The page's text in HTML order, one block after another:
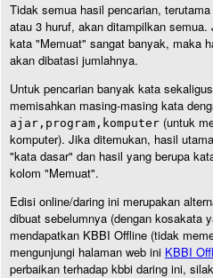
Tidak semua hasil pencarian,
atau 3 huruf, akan ditampilkan
kata "Memuat" sangat banyak, maka
akan dibatasi jumlahnya.
Untuk pencarian banyak kata
memisahkan masing-masing kata
ajar,program,komputer (untuk
komputer). Jika ditemukan, hasil
"kata dasar" dan hasil yang berupa
kolom "Memuat".
Edisi online/daring ini merupakan
dibuat sebelumnya (dengan kosakata
mendapatkan KBBI Offline (tidak
mengunjungi halaman web ini KBBI
perbaikan terhadap kbbi daring ini,